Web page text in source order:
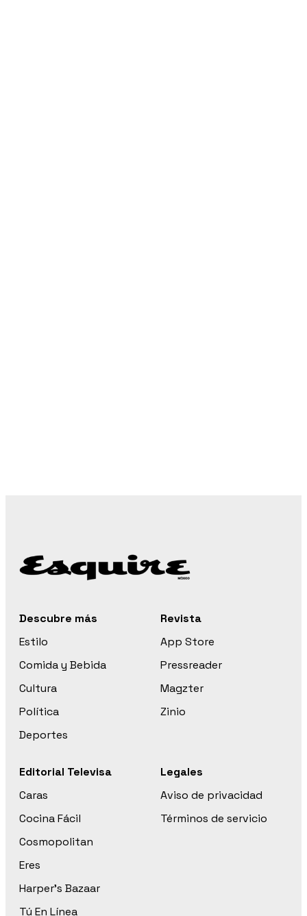
Descubre más
Estilo
Comida y Bebida
Cultura
Política
Deportes
Revista
App Store
Pressreader
Magzter
Zinio
Editorial Televisa
Caras
Cocina Fácil
Cosmopolitan
Eres
Harper’s Bazaar
Tú En Línea
Legales
Aviso de privacidad
Términos de servicio